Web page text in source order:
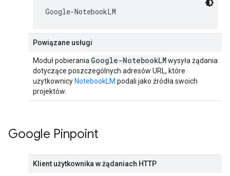
Google-NotebookLM
Powiązane usługi
Moduł pobierania Google-NotebookLMwysyła żądania
dotyczące poszczególnych adresów URL, które
użytkownicy NotebookLM podali jako źródła swoich
projektów.
Google Pinpoint
Klient użytkownika w żądaniach HTTP